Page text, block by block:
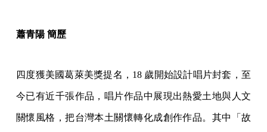
蕭青陽 簡歷
四度獲美國葛萊美獎提名，18 歲開始設計唱片封套，至
今已有近千張作品，唱片作品中展現出熱愛土地與人文
關懷風格，把台灣本土關懷轉化成創作作品。其中「故